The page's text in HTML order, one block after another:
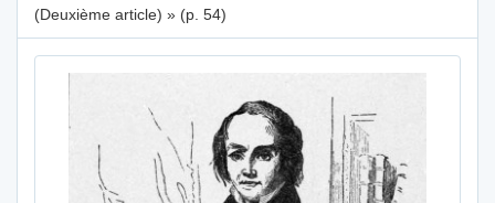
(Deuxième article) » (p. 54)